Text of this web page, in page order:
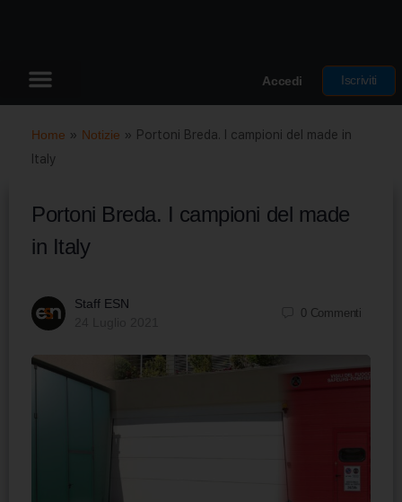
Accedi Iscriviti
Home » Notizie » Portoni Breda. I campioni del made in
Italy
Portoni Breda. I campioni del made
in Italy
Staff ESN
0 Commenti